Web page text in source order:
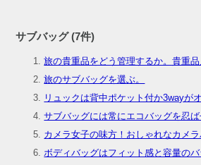
サブバッグ (7件)
旅の貴重品をどう管理するか。貴重品
旅のサブバッグを選ぶ。
リュックは背中ポケット付か3wayが
サブバッグには常にエコバッグを忍ば
カメラ女子の味方！おしゃれなカメラ
ボディバッグはフィット感と容量のバ